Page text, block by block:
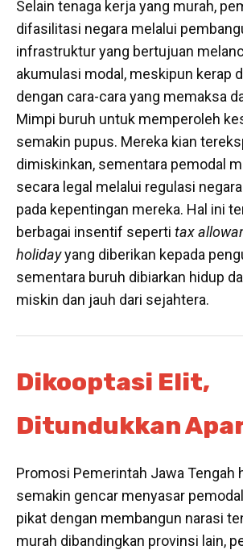
Selain tenaga kerja yang murah,
difasilitasi negara melalui
infrastruktur yang bertujuan
akumulasi modal, meskipun kerap
dengan cara-cara yang memaksa
Mimpi buruh untuk memperoleh
semakin pupus. Mereka kian
dimiskinkan, sementara pemodal
secara legal melalui regulasi
pada kepentingan mereka. Hal ini
berbagai insentif seperti tax
holidayyang diberikan kepada
sementara buruh dibiarkan hidup
miskin dan jauh dari sejahtera.
Dikooptasi Elit,
Ditundukkan
Promosi Pemerintah Jawa Tengah
semakin gencar menyasar
pikat dengan membangun narasi
murah dibandingkan provinsi lain,